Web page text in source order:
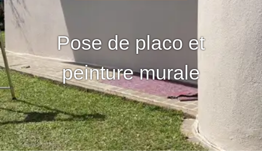
Pose de placo et
peinture murale